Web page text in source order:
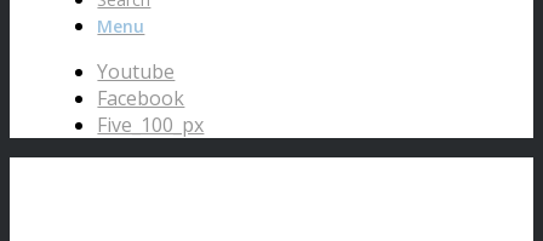
Menu
Youtube
Facebook
Five_100_px